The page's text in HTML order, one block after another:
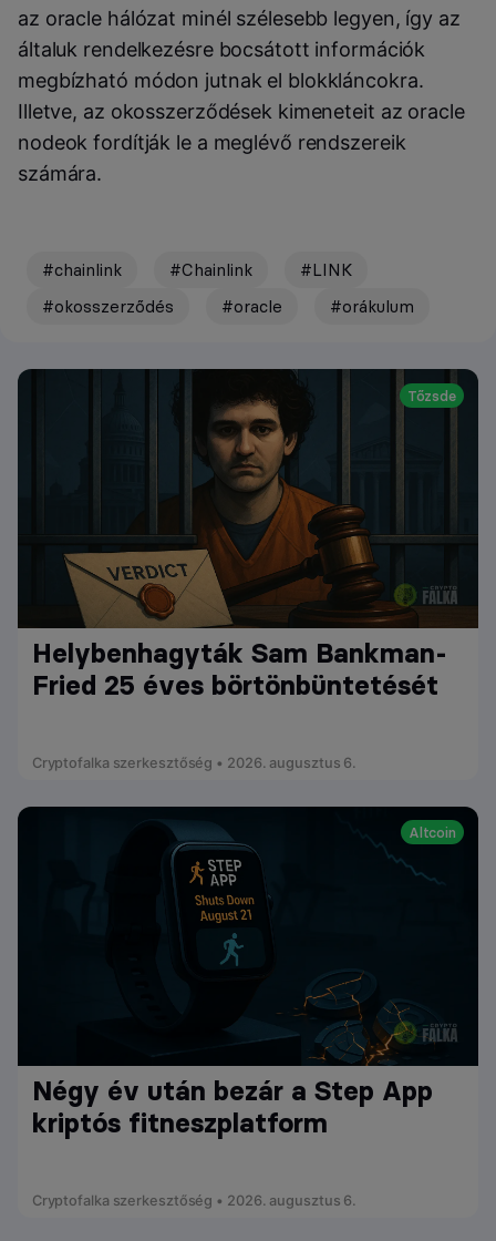
az oracle hálózat minél szélesebb legyen, így az
általuk rendelkezésre bocsátott információk
megbízható módon jutnak el blokkláncokra.
Illetve, az okosszerződések kimeneteit az oracle
nodeok fordítják le a meglévő rendszereik
számára.
#chainlink #Chainlink
#LINK
#okosszerződés
#oracle #orákulum
Tőzsde
Helybenhagyták Sam Bankman-
Fried 25 éves börtönbüntetését
Cryptofalka szerkesztőség • 2026. augusztus 6.
Altcoin
Négy év után bezár a Step App
kriptós fitneszplatform
Cryptofalka szerkesztőség • 2026. augusztus 6.